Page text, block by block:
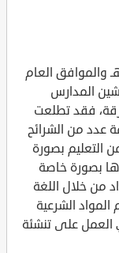
بداية العام الدراسي 1432/ 1433هـ والموافق العام
بتدشين المدارس
فقد تطلعت
عدد من الشرائح
التعليم بصورة
بصورة خاصة
من خلال اللغة
الشرعية
العمل على تنشئة